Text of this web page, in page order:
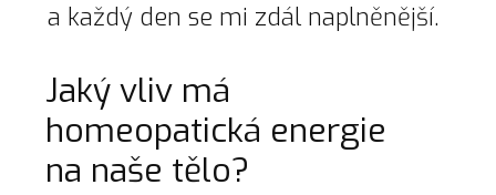
a každý den se mi zdál naplněnější.
Jaký vliv má
homeopatická energie
na naše tělo?